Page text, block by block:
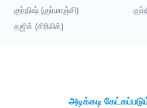
குர்திஷ் (குர்மாஞ்சி)
தஜிக் (சிரிலிக்)
அடிக்கடி